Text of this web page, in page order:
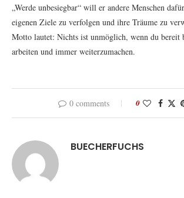
„Werde unbesiegbar“ will er andere Menschen
eigenen Ziele zu verfolgen und ihre Träume zu
Motto lautet: Nichts ist unmöglich, wenn du bereit
arbeiten und immer weiterzumachen.
0 comments 0
BUECHERFUCHS